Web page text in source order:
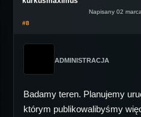
Napisany 02
#8
ADMINISTRACJA
Badamy teren. Planujemy
którym publikowalibyśmy